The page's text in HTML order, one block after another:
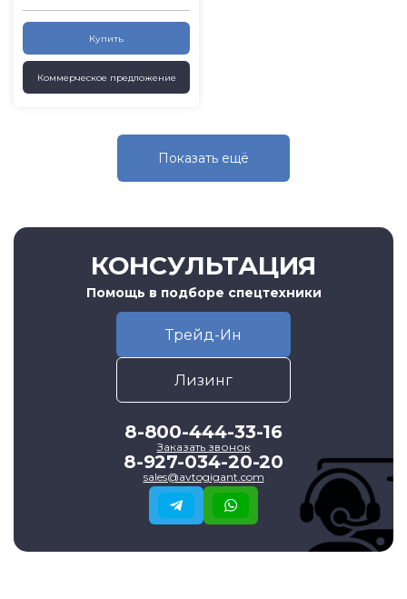
Купить
Коммерческое предложение
Показать eщё
КОНСУЛЬТАЦИЯ
Помощь в подборе спецтехники
Трейд-Ин
Лизинг
8-800-444-33-16
Заказать звонок
8-927-034-20-20
sales@avtogigant.com